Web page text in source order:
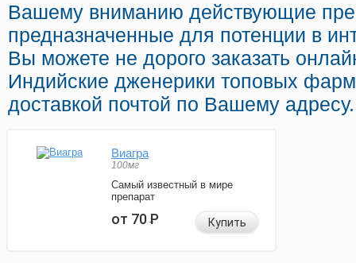
Вашему вниманию действующие
предназначенные для потенции в
Вы можете не дорого заказать
Индийские дженерики топовых
доставкой почтой по Вашему адресу.
Виагра
100мг
Самый известный в мире
препарат
от 70Р Купить